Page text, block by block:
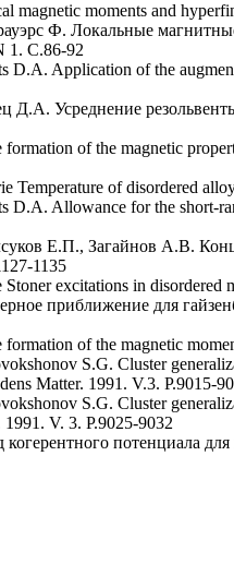
moments and
Ф. Локальные магнитные
1. C.86-92
Application of the
Усреднение резольвенты
of the magnetic
of disordered
Allowance for the short-
Е.П., Загайнов А.В.
1135
excitations in disordered
приближение для
of the magnetic
S.G. Cluster
Matter. 1991. V.3. P.9015-
S.G. Cluster
V. 3. P.9025-9032
потенциала для